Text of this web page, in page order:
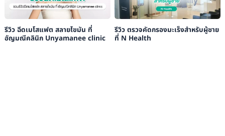
รีวิว ฉีดเมโสแฟต สลายไขมัน ที่
อัญมณีคลินิก Unyamanee clinic
รีวิว ตรวจคัดกรองมะเร็งสำหรับผู้ชาย
ที่ N Health